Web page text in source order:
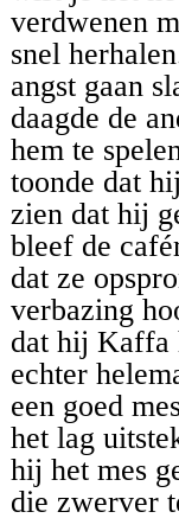
verdwenen
snel
angst gaan
daagde de
hem te
toonde dat
zien dat hij
bleef de
dat ze
verbazing
dat hij Kaffa
echter
een goed
het lag
hij het mes
die zwerver